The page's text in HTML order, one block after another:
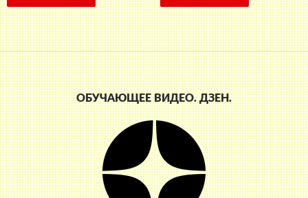
ОБУЧАЮЩЕЕ ВИДЕО. ДЗЕН.